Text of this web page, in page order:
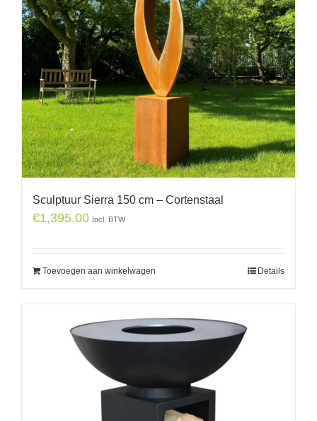
Sculptuur Sierra 150 cm – Cortenstaal
€1,395.00 Incl. BTW
Toevoegen aan winkelwagen Details